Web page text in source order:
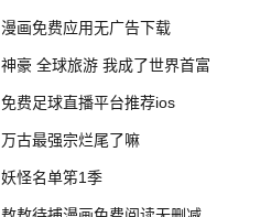
漫画免费应用无广告下载
神豪 全球旅游 我成了世界首富
免费足球直播平台推荐ios
万古最强宗烂尾了嘛
妖怪名单笫1季